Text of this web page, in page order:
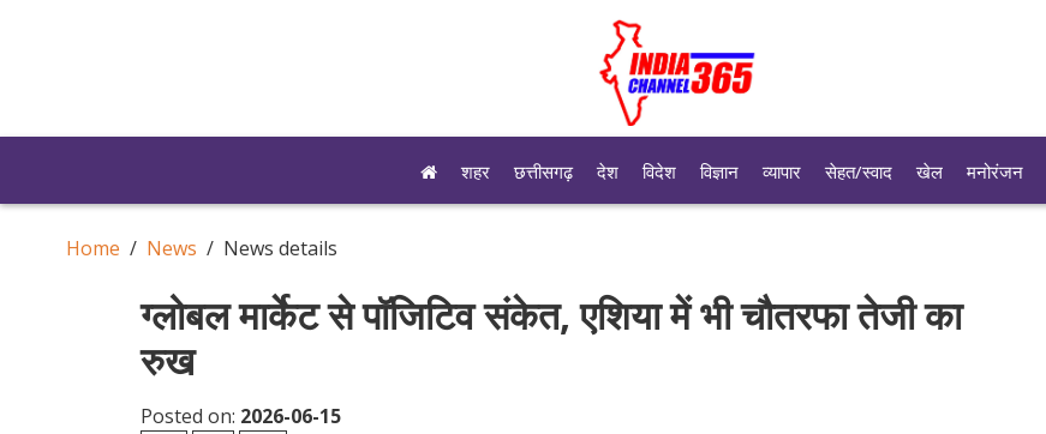
शहर छत्तीसगढ़ देश विदेश विज्ञान व्यापार सेहत/स्वाद खेल मनोरंजन
Home News News details
ग्लोबल मार्केट से पॉजिटिव संकेत, एशिया में भी चौतरफा तेजी का
रुख
Posted on: 2026-06-15